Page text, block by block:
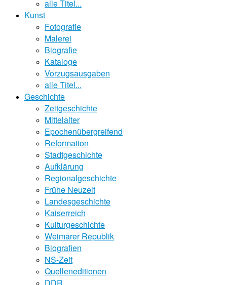
alle Titel...
Kunst
Fotografie
Malerei
Biografie
Kataloge
Vorzugsausgaben
alle Titel...
Geschichte
Zeitgeschichte
Mittelalter
Epochenübergreifend
Reformation
Stadtgeschichte
Aufklärung
Regionalgeschichte
Frühe Neuzeit
Landesgeschichte
Kaiserreich
Kulturgeschichte
Weimarer Republik
Biografien
NS-Zeit
Quelleneditionen